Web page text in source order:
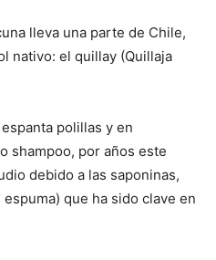
lleva una parte de Chile,
nativo: el quillay (Quillaja
polillas y en
shampoo, por años este
debido a las saponinas,
que ha sido clave en